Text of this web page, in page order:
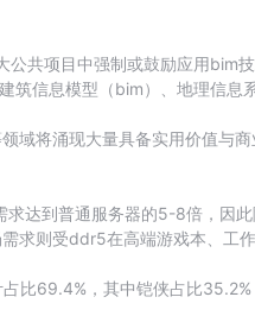
共项目中强制或鼓励应用bim
信息模型（bim）、地理信息
域将涌现大量具备实用价值与
达到普通服务器的5-8倍，因
求则受ddr5在高端游戏本、工
比69.4%，其中铠侠占比